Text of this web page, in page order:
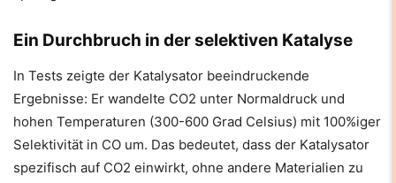
Ein Durchbruch in der selektiven Katalyse
In Tests zeigte der Katalysator beeindruckende
Ergebnisse: Er wandelte CO2 unter Normaldruck und
hohen Temperaturen (300-600 Grad Celsius) mit 100%iger
Selektivität in CO um. Das bedeutet, dass der Katalysator
spezifisch auf CO2 einwirkt, ohne andere Materialien zu